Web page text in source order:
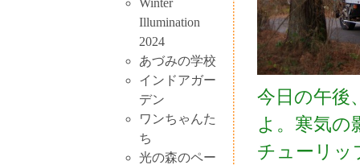
Winter
Illumination
2024
あづみの学校
インドアガー
デン
ワンちゃんた
ち
光の森のペー
今日の午後
よ。寒気の
チューリッ